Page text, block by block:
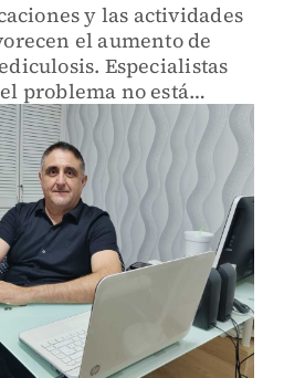
y las actividades
el aumento de
Especialistas
problema no está
la falta de higiene y que
como cloro, gasolina